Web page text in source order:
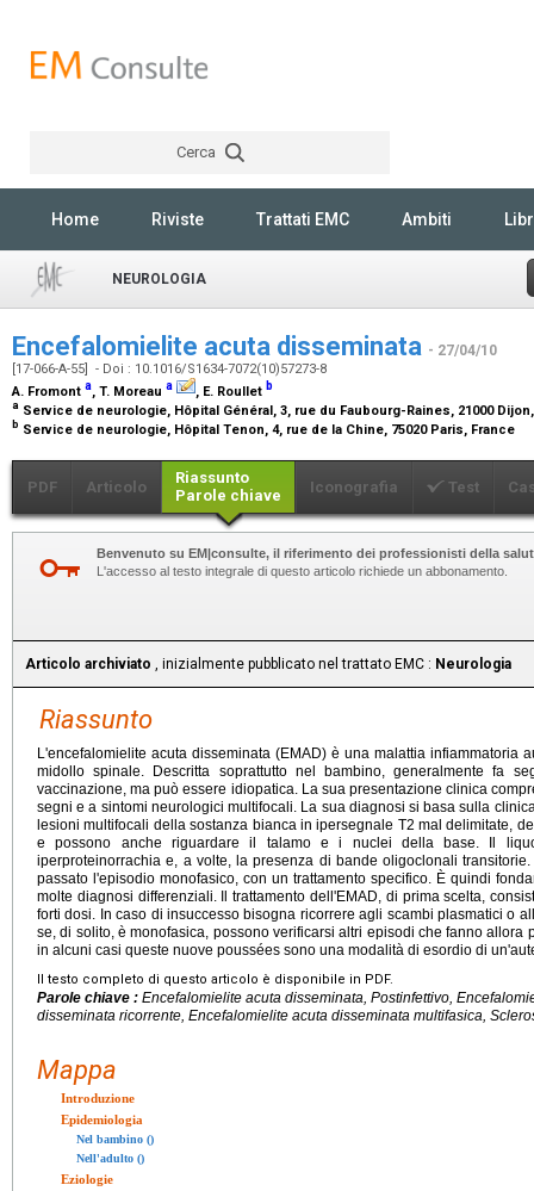
Cerca
Home Riviste Trattati EMC Ambiti
NEUROLOGIA
Encefalomielite acuta disseminata - 27/04/10
[17-066-A-55] - Doi : 10.1016/S1634-7072(10)57273-8
A. Fromont a, T. Moreau a , E. Roullet b
a Service de neurologie, Hôpital Général, 3, rue du Faubourg-Raines, 21000
b Service de neurologie, Hôpital Tenon, 4, rue de la Chine, 75020 Paris, France
PDF Articolo
Riassunto
Parole chiave
Iconografia Test
Benvenuto su EM|consulte, il riferimento dei professionisti della
L'accesso al testo integrale di questo articolo richiede un abbonamento.
Articolo archiviato , inizialmente pubblicato nel trattato EMC : Neurologia
Riassunto
L'encefalomielite acuta disseminata (EMAD) è una malattia infiammatoria
midollo spinale. Descritta soprattutto nel bambino, generalmente fa
vaccinazione, ma può essere idiopatica. La sua presentazione clinica
segni e a sintomi neurologici multifocali. La sua diagnosi si basa sulla
lesioni multifocali della sostanza bianca in ipersegnale T2 mal delimitate,
e possono anche riguardare il talamo e i nuclei della base. Il
iperproteinorrachia e, a volte, la presenza di bande oligoclonali
passato l'episodio monofasico, con un trattamento specifico. È quindi
molte diagnosi differenziali. Il trattamento dell'EMAD, di prima scelta,
forti dosi. In caso di insuccesso bisogna ricorrere agli scambi plasmatici o
se, di solito, è monofasica, possono verificarsi altri episodi che fanno allora
in alcuni casi queste nuove poussées sono una modalità di esordio di
Il testo completo di questo articolo è disponibile in PDF.
Parole chiave : Encefalomielite acuta disseminata, Postinfettivo,
disseminata ricorrente, Encefalomielite acuta disseminata multifasica,
Mappa
Introduzione
Epidemiologia
Nel bambino ()
Nell'adulto ()
Eziologie